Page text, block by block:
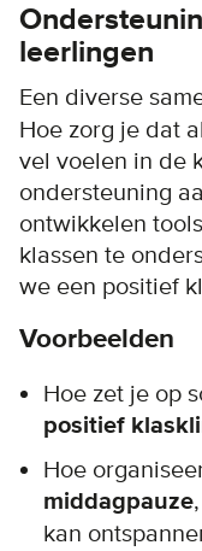
leerlingen
Een diverse
Hoe zorg je dat
vel voelen in de
ondersteuning
ontwikkelen
klassen te
we een positief
Voorbeelden
Hoe zet je op
positief
Hoe
middagpauze
kan